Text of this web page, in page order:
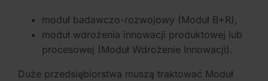
moduł badawczo-rozwojowy (Moduł B+R),
moduł wdrożenia innowacji produktowej lub
procesowej (Moduł Wdrożenie Innowacji).
Duże przedsiębiorstwa muszą traktować Moduł